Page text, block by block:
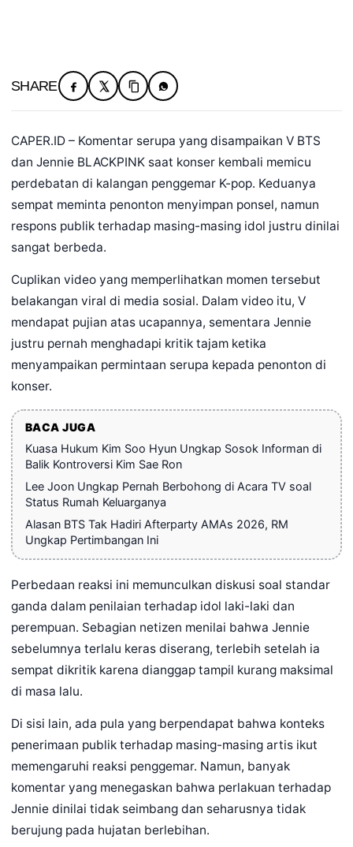
SHARE
CAPER.ID – Komentar serupa yang disampaikan V BTS
dan Jennie BLACKPINK saat konser kembali memicu
perdebatan di kalangan penggemar K-pop. Keduanya
sempat meminta penonton menyimpan ponsel, namun
respons publik terhadap masing-masing idol justru dinilai
sangat berbeda.
Cuplikan video yang memperlihatkan momen tersebut
belakangan viral di media sosial. Dalam video itu, V
mendapat pujian atas ucapannya, sementara Jennie
justru pernah menghadapi kritik tajam ketika
menyampaikan permintaan serupa kepada penonton di
konser.
BACA JUGA
Kuasa Hukum Kim Soo Hyun Ungkap Sosok Informan di
Balik Kontroversi Kim Sae Ron
Lee Joon Ungkap Pernah Berbohong di Acara TV soal
Status Rumah Keluarganya
Alasan BTS Tak Hadiri Afterparty AMAs 2026, RM
Ungkap Pertimbangan Ini
Perbedaan reaksi ini memunculkan diskusi soal standar
ganda dalam penilaian terhadap idol laki-laki dan
perempuan. Sebagian netizen menilai bahwa Jennie
sebelumnya terlalu keras diserang, terlebih setelah ia
sempat dikritik karena dianggap tampil kurang maksimal
di masa lalu.
Di sisi lain, ada pula yang berpendapat bahwa konteks
penerimaan publik terhadap masing-masing artis ikut
memengaruhi reaksi penggemar. Namun, banyak
komentar yang menegaskan bahwa perlakuan terhadap
Jennie dinilai tidak seimbang dan seharusnya tidak
berujung pada hujatan berlebihan.